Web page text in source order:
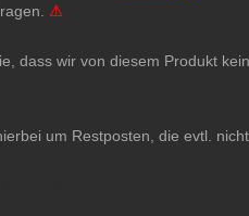
⚠
dass wir von diesem Produkt
um Restposten, die evtl.